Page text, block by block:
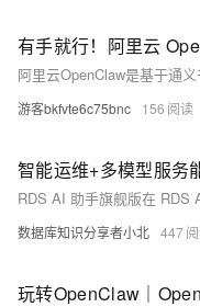
游客bkfvte6c75bnc 156
数据库知识分享者小北 447
玩转OpenClaw｜